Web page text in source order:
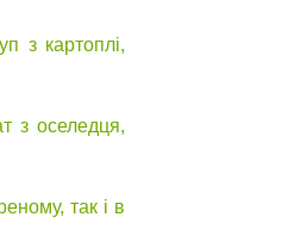
з картоплі,
з оселедця,
так і в